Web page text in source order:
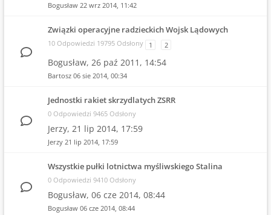
Bogusław 22 wrz 2014, 11:42
Związki operacyjne radzieckich Wojsk Lądowych
10 Odpowiedzi 19795 Odsłony 1 2
Bogusław, 26 paź 2011, 14:54
Bartosz 06 sie 2014, 00:34
Jednostki rakiet skrzydlatych ZSRR
0 Odpowiedzi 9465 Odsłony
Jerzy, 21 lip 2014, 17:59
Jerzy 21 lip 2014, 17:59
Wszystkie pułki lotnictwa myśliwskiego Stalina
0 Odpowiedzi 9410 Odsłony
Bogusław, 06 cze 2014, 08:44
Bogusław 06 cze 2014, 08:44